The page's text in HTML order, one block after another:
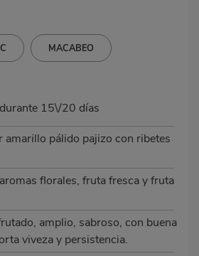
MACABEO
15\/20 días
amarillo pálido pajizo con ribetes
florales, fruta fresca y fruta
amplio, sabroso, con buena
viveza y persistencia.